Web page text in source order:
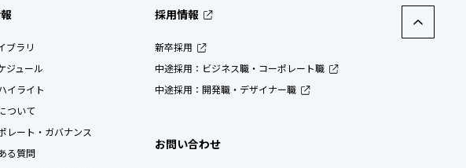
ブラリ
ジュール
イライト
ついて
レート・ガバナンス
る質問
採用情報
新卒採用
中途採用：ビジネス職・コーポレート職
中途採用：開発職・デザイナー職
お問い合わせ